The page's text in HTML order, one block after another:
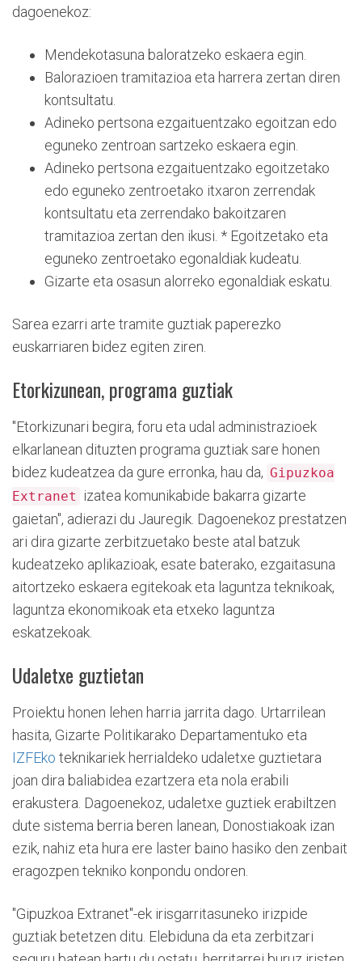
dagoenekoz:
Mendekotasuna baloratzeko eskaera egin.
Balorazioen tramitazioa eta harrera zertan diren
kontsultatu.
Adineko pertsona ezgaituentzako egoitzan edo
eguneko zentroan sartzeko eskaera egin.
Adineko pertsona ezgaituentzako egoitzetako
edo eguneko zentroetako itxaron zerrendak
kontsultatu eta zerrendako bakoitzaren
tramitazioa zertan den ikusi. * Egoitzetako eta
eguneko zentroetako egonaldiak kudeatu.
Gizarte eta osasun alorreko egonaldiak eskatu.
Sarea ezarri arte tramite guztiak paperezko
euskarriaren bidez egiten ziren.
Etorkizunean, programa guztiak
"Etorkizunari begira, foru eta udal administrazioek
elkarlanean dituzten programa guztiak sare honen
bidez kudeatzea da gure erronka, hau da, Gipuzkoa
Extranet
izatea komunikabide bakarra gizarte
gaietan", adierazi du Jauregik. Dagoenekoz prestatzen
ari dira gizarte zerbitzuetako beste atal batzuk
kudeatzeko aplikazioak, esate baterako, ezgaitasuna
aitortzeko eskaera egitekoak eta laguntza teknikoak,
laguntza ekonomikoak eta etxeko laguntza
eskatzekoak.
Udaletxe guztietan
Proiektu honen lehen harria jarrita dago. Urtarrilean
hasita, Gizarte Politikarako Departamentuko eta
IZFEko teknikariek herrialdeko udaletxe guztietara
joan dira baliabidea ezartzera eta nola erabili
erakustera. Dagoenekoz, udaletxe guztiek erabiltzen
dute sistema berria beren lanean, Donostiakoak izan
ezik, nahiz eta hura ere laster baino hasiko den zenbait
eragozpen tekniko konpondu ondoren.
"Gipuzkoa Extranet"-ek irisgarritasuneko irizpide
guztiak betetzen ditu. Elebiduna da eta zerbitzari